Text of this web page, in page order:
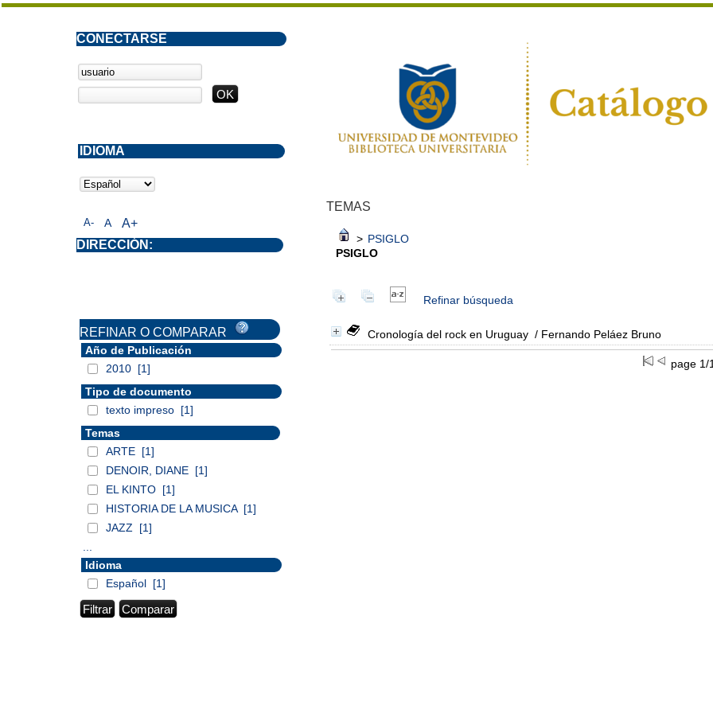
TEMAS
> PSIGLO
PSIGLO
Refinar búsqueda
Cronología del rock en Uruguay / Fernando Peláez Bruno
page
A- A A+
CONECTARSE
DIRECCIÓN:
IDIOMA
REFINAR O COMPARAR
Año de Publicación
2010 [1]
Tipo de documento
texto impreso [1]
Temas
ARTE [1]
DENOIR, DIANE [1]
EL KINTO [1]
HISTORIA DE LA MUSICA [1]
JAZZ
[1]
Idioma
Español [1]